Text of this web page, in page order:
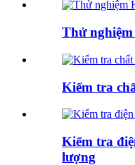
Thử
Kiểm tra
Kiểm tra
lượng